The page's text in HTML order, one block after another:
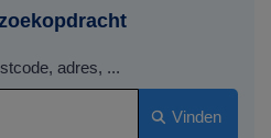
adres, ...
Vinden